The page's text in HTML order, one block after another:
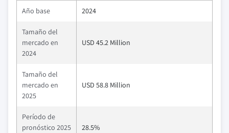
Año base 2024
Tamaño del
mercado en
2024
USD 45.2 Million
Tamaño del
mercado en
2025
USD 58.8 Million
Período de
pronóstico 2025
28.5%